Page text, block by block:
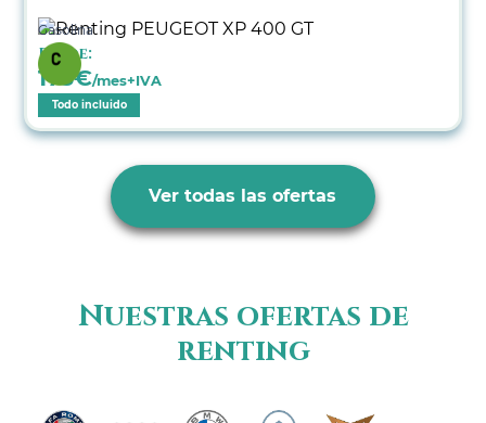
Gasolina
Desde:
173€/mes+IVA
Todo incluido
Ver todas las ofertas
Nuestras ofertas de
renting